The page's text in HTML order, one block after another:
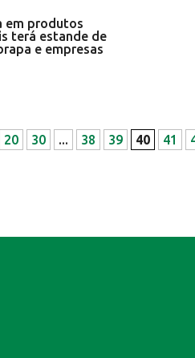
em produtos
terá estande de
e empresas
20 30 ... 38 39 40 41